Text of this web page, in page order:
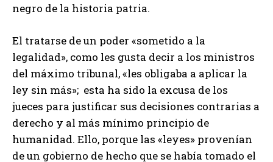
negro de la historia patria.
El tratarse de un poder «sometido a la
legalidad», como les gusta decir a los ministros
del máximo tribunal, «les obligaba a aplicar la
ley sin más»; esta ha sido la excusa de los
jueces para justificar sus decisiones contrarias a
derecho y al más mínimo principio de
humanidad. Ello, porque las «leyes» provenían
de un gobierno de hecho que se había tomado el